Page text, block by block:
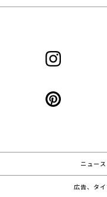
ニュー
広告、タ